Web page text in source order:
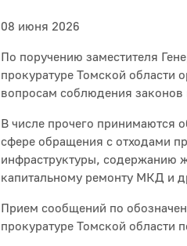
08 июня 2026
По поручению заместителя
прокуратуре Томской области
вопросам соблюдения
В числе прочего принимаются
сфере обращения с отходами
инфраструктуры, содержанию
капитальному ремонту МКД и
Прием сообщений по
прокуратуре Томской